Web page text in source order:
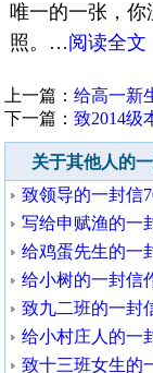
唯一的一张，
照。…阅读全文
上一篇：给高一新
下一篇：致2014级
关于其他人的
致领导的一封信
写给申赋渔的一
给鸡蛋先生的一
给小树的一封信
致九二班的一封
给小村庄人的一
致十三班女生的